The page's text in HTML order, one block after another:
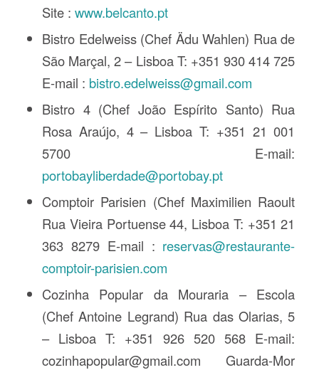
Site : www.belcanto.pt
Bistro Edelweiss (Chef Ädu Wahlen) Rua de
São Marçal, 2 – Lisboa T: +351 930 414 725
E-mail : bistro.edelweiss@gmail.com
Bistro 4 (Chef João Espírito Santo) Rua
Rosa Araújo, 4 – Lisboa T: +351 21 001
5700 E-mail:
portobayliberdade@portobay.pt
Comptoir Parisien (Chef Maximilien Raoult
Rua Vieira Portuense 44, Lisboa T: +351 21
363 8279 E-mail : reservas@restaurante-
comptoir-parisien.com
Cozinha Popular da Mouraria – Escola
(Chef Antoine Legrand) Rua das Olarias, 5
– Lisboa T: +351 926 520 568 E-mail:
cozinhapopular@gmail.com Guarda-Mor